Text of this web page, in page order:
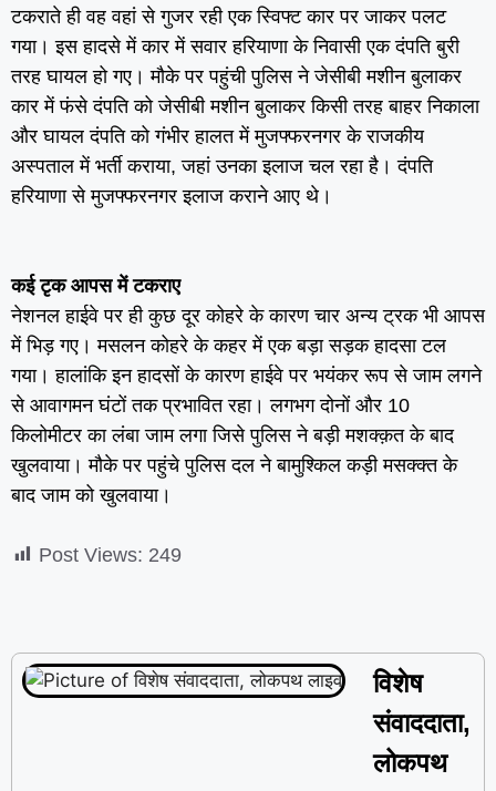
टकराते ही वह वहां से गुजर रही एक स्विफ्ट कार पर जाकर पलट
गया। इस हादसे में कार में सवार हरियाणा के निवासी एक दंपति बुरी
तरह घायल हो गए। मौके पर पहुंची पुलिस ने जेसीबी मशीन बुलाकर
कार में फंसे दंपति को जेसीबी मशीन बुलाकर किसी तरह बाहर निकाला
और घायल दंपति को गंभीर हालत में मुजफ्फरनगर के राजकीय
अस्पताल में भर्ती कराया, जहां उनका इलाज चल रहा है। दंपति
हरियाणा से मुजफ्फरनगर इलाज कराने आए थे।
कई टृक आपस में टकराए
नेशनल हाईवे पर ही कुछ दूर कोहरे के कारण चार अन्य ट्रक भी आपस
में भिड़ गए। मसलन कोहरे के कहर में एक बड़ा सड़क हादसा टल
गया। हालांकि इन हादसों के कारण हाईवे पर भयंकर रूप से जाम लगने
से आवागमन घंटों तक प्रभावित रहा। लगभग दोनों और 10
किलोमीटर का लंबा जाम लगा जिसे पुलिस ने बड़ी मशक्क़त के बाद
खुलवाया। मौके पर पहुंचे पुलिस दल ने बामुश्किल कड़ी मसक्क्त के
बाद जाम को खुलवाया।
Post Views: 249
विशेष
संवाददाता,
लोकपथ